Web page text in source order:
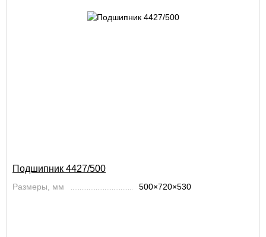
Подшипник 4427/500
Размеры, мм 500×720×530